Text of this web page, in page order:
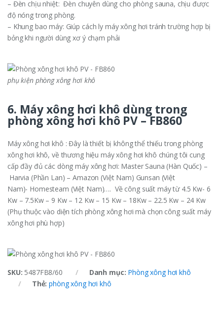
– Đèn chịu nhiệt: Đèn chuyên dùng cho phòng sauna, chịu được
độ nóng trong phòng.
– Khung bao máy: Giúp cách ly máy xông hơi tránh trường hợp bị
bỏng khi người dùng xơ ý chạm phải
phụ kiện phòng xông hơi khô
6. Máy xông hơi khô dùng trong
phòng xông hơi khô PV – FB860
Máy xông hơi khô : Đây là thiết bị không thể thiếu trong phòng
xông hơi khô, về thương hiệu máy xông hơi khô chúng tôi cung
cấp đầy đủ các dòng máy xông hơi: Master Sauna (Hàn Quốc) –
Harvia (Phần Lan) – Amazon (Việt Nam) Gunsan (Việt
Nam)- Homesteam (Việt Nam)…. Về công suất máy từ 4.5 Kw- 6
Kw – 7.5Kw – 9 Kw – 12 Kw – 15 Kw – 18Kw – 22.5 Kw – 24 Kw
(Phụ thuộc vào diện tích phòng xông hơi mà chọn công suất máy
xông hơi phù hợp)
SKU: 5487FB8/60 Danh mục: Phòng xông hơi khô
Thẻ:phòng xông hơi khô